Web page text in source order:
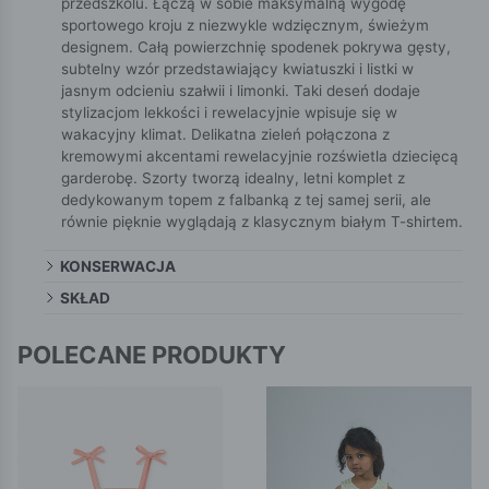
sportowego kroju z niezwykle wdzięcznym, świeżym
designem. Całą powierzchnię spodenek pokrywa gęsty,
subtelny wzór przedstawiający kwiatuszki i listki w
jasnym odcieniu szałwii i limonki. Taki deseń dodaje
stylizacjom lekkości i rewelacyjnie wpisuje się w
wakacyjny klimat. Delikatna zieleń połączona z
kremowymi akcentami rewelacyjnie rozświetla dziecięcą
garderobę. Szorty tworzą idealny, letni komplet z
dedykowanym topem z falbanką z tej samej serii, ale
równie pięknie wyglądają z klasycznym białym T-shirtem.
KONSERWACJA
SKŁAD
POLECANE PRODUKTY